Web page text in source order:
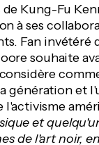
Kung-Fu
à ses
Fan invétéré
souhaite
génération et
l'activisme
et
de l'art noir,